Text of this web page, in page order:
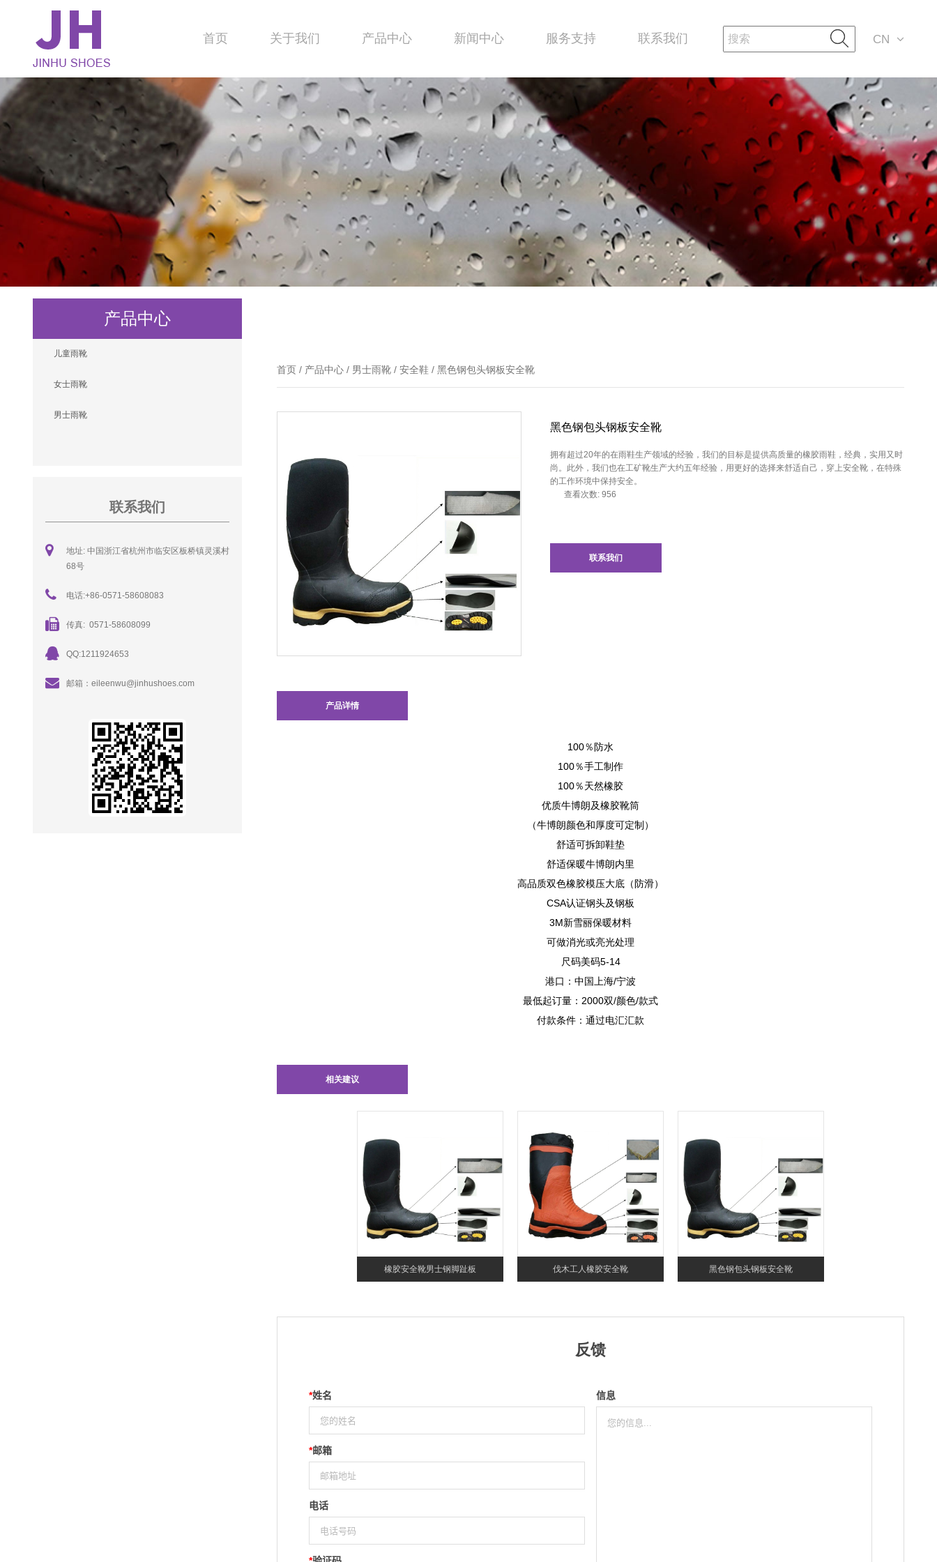
首页 关于我们 产品中心 新闻中心 服务支持 联系我们 CN
产品中心
儿童雨靴
女士雨靴
男士雨靴
联系我们
地址: 中国浙江省杭州市临安区板桥镇灵溪村
68号
电话:+86-0571-58608083
传真: 0571-58608099
QQ:1211924653
邮箱：eileenwu@jinhushoes.com
首页 / 产品中心 / 男士雨靴 / 安全鞋 / 黑色钢包头钢板安全靴
黑色钢包头钢板安全靴
拥有超过20年的在雨鞋生产领域的经验，我们的目标是提供高质量的橡胶雨鞋，经典，实用又时
尚。此外，我们也在工矿靴生产大约五年经验，用更好的选择来舒适自己，穿上安全靴，在特殊
的工作环境中保持安全。
查看次数: 956
联系我们
产品详情
100％防水
100％手工制作
100％天然橡胶
优质牛博朗及橡胶靴筒
（牛博朗颜色和厚度可定制）
舒适可拆卸鞋垫
舒适保暖牛博朗内里
高品质双色橡胶模压大底（防滑）
CSA认证钢头及钢板
3M新雪丽保暖材料
可做消光或亮光处理
尺码美码5-14
港口：中国上海/宁波
最低起订量：2000双/颜色/款式
付款条件：通过电汇汇款
相关建议
橡胶安全靴男士钢脚趾板 伐木工人橡胶安全靴 黑色钢包头钢板安全靴
反馈
*姓名
*邮箱
电话
信息